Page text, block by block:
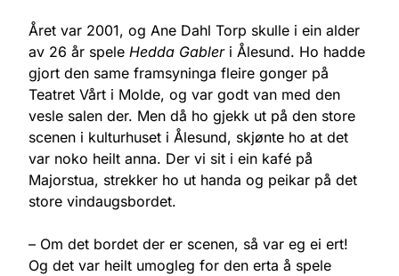
Året var 2001, og Ane Dahl Torp skulle i ein alder
av 26 år spele Hedda Gabler i Ålesund. Ho hadde
gjort den same framsyninga fleire gonger på
Teatret Vårt i Molde, og var godt van med den
vesle salen der. Men då ho gjekk ut på den store
scenen i kulturhuset i Ålesund, skjønte ho at det
var noko heilt anna. Der vi sit i ein kafé på
Majorstua, strekker ho ut handa og peikar på det
store vindaugsbordet.
– Om det bordet der er scenen, så var eg ei ert!
Og det var heilt umogleg for den erta å spele